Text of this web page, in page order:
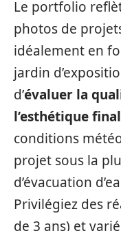
Le portfolio
photos de
idéalement en
jardin
d’évaluer la
l’esthétique
conditions
projet sous la
d’évacuation
Privilégiez des
de 3 ans) et